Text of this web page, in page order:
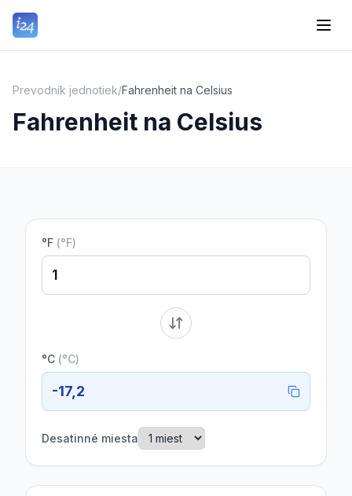
Prevodník jednotiek/Fahrenheit na Celsius
Fahrenheit na Celsius
°F (°F)
°C (°C)
-17,2
Desatinné miesta